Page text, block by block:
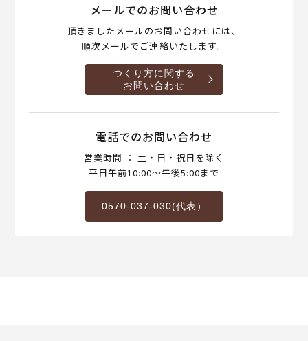
メールでのお問い合わせ
頂きましたメールのお問い合わせには、
順次メールでご連絡いたします。
つくり方に関する
お問い合わせ
電話でのお問い合わせ
営業時間 ： 土・日・祝日を除く
平日午前10:00～午後5:00まで
0570-037-030(代表）